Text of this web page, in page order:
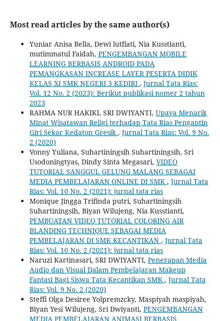
Most read articles by the same author(s)
Yuniar Anisa Bella, Dewi lutfiati, Nia Kusstianti,
mutimmatul Faidah, PENGEMBANGAN MOBILE
LEARNING BERBASIS ANDROID PADA
PEMANGKASAN INCREASE LAYER PESERTA DIDIK
KELAS XI SMK NEGERI 3 KEDIRI , Jurnal Tata Rias:
Vol. 12 No. 2 (2023): Berikut publikasi nomer 2 tahun
2023
RAHMA NUR HAKIKI, SRI DWIYANTI, Upaya Menarik
Minat Wisatawan Religi terhadap Tata Rias Pengantin
Giri Sekar Kedaton Gresik , Jurnal Tata Rias: Vol. 9 No.
2 (2020)
Vonny Yuliana, Suhartiningsih Suhartiningsih, Sri
Usodoningtyas, Dindy Sinta Megasari, VIDEO
TUTORIAL SANGGUL GELUNG MALANG SEBAGAI
MEDIA PEMBELAJARAN ONLINE DI SMK , Jurnal Tata
Rias: Vol. 10 No. 2 (2021): jurnal tata rias
Monique Jingga Trifinda putri, Suhartiningsih
Suhartiningsih, Biyan Wilujeng, Nia Kusstianti,
PEMBUATAN VIDEO TUTORIAL COLORING AIR
BLANDING TECHNIQUE SEBAGAI MEDIA
PEMBELAJARAN DI SMK KECANTIKAN , Jurnal Tata
Rias: Vol. 10 No. 2 (2021): jurnal tata rias
Naruzi Kartinasari, SRI DWIYANTI, Penerapan Media
Audio dan Visual Dalam Pembelajaran Makeup
Fantasi Bagi Siswa Tata Kecantikan SMK , Jurnal Tata
Rias: Vol. 9 No. 2 (2020)
Steffi Olga Desiree Yolpremzcky, Maspiyah maspiyah,
Biyan Yesi Wilujeng, Sri Dwiyanti, PENGEMBANGAN
MEDIA PEMBELAJARAN ANIMASI BERBASIS